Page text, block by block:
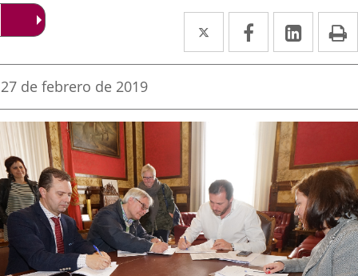
Twitter
Enlace
a
aplicación
externa.
Facebook
Enlace
a
aplicación
externa.
Enlace
a
Fecha
la
noticia
27 de febrero de 2019